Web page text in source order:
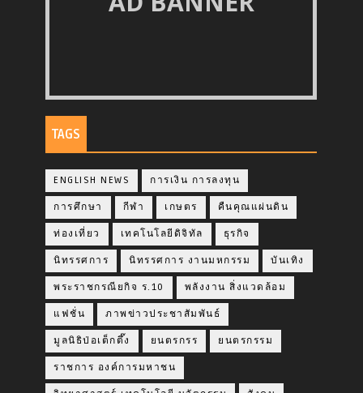
TAGS
ENGLISH NEWS การเงิน การลงทุน
การศึกษา กีฬา เกษตร คืนคุณแผ่นดิน
ท่องเที่ยว เทคโนโลยีดิจิทัล ธุรกิจ
นิทรรศการ นิทรรศการ งานมหกรรม บันเทิง
พระราชกรณียกิจ ร.10 พลังงาน สิ่งแวดล้อม
แฟชั่น ภาพข่าวประชาสัมพันธ์
มูลนิธิป่อเต็กตึ๊ง ยนตรกรร ยนตรกรรม
ราชการ องค์การมหาชน